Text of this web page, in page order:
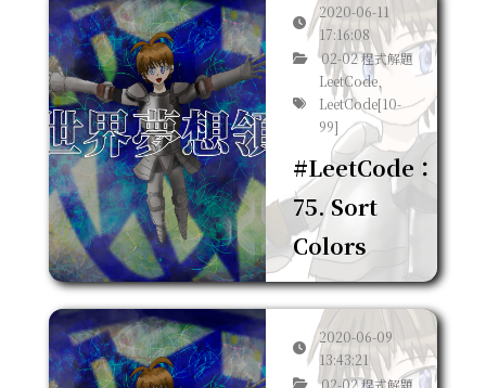
2020-06-11
17:16:08
02-02 程式解題
LeetCode,
LeetCode[10-
99]
#LeetCode：
75. Sort
Colors
2020-06-09
13:43:21
02-02 程式解題